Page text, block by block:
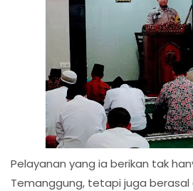
Pelayanan yang ia berikan tak
Temanggung, tetapi juga berasal